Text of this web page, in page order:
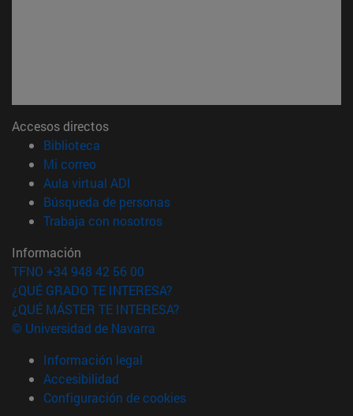
Accesos directos
Biblioteca
Mi correo(abre en nueva ventana)
Aula virtual ADI
Búsqueda de personas(abre en nueva ventana)
Trabaja con nosotros(abre en nueva ventana)
Información
TFNO +34 948 42 56 00
¿QUÉ GRADO TE INTERESA?
¿QUÉ MÁSTER TE INTERESA?
© Universidad de Navarra
Información legal
Accesibilidad
Configuración de cookies